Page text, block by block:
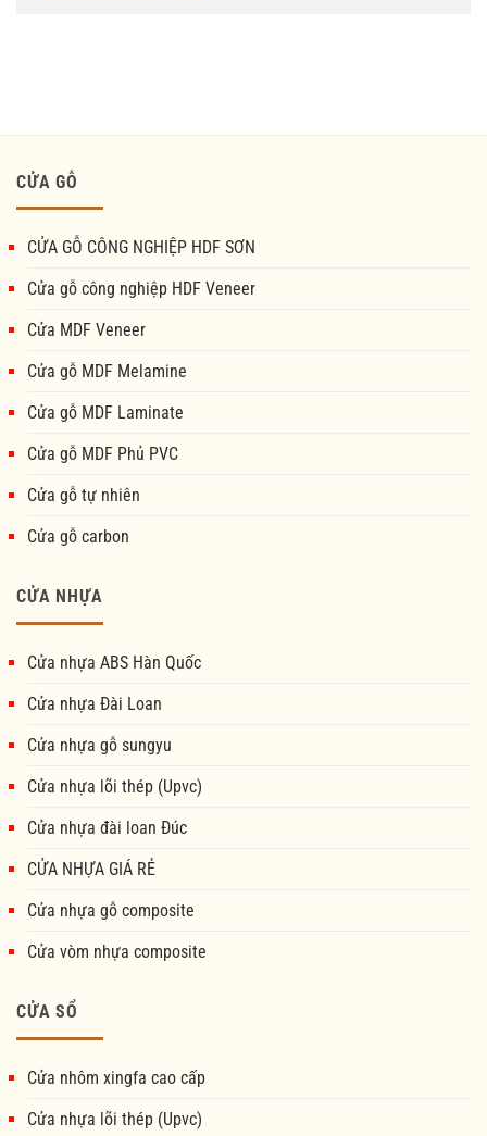
CỬA GỖ
CỬA GỖ CÔNG NGHIỆP HDF SƠN
Cửa gỗ công nghiệp HDF Veneer
Cửa MDF Veneer
Cửa gỗ MDF Melamine
Cửa gỗ MDF Laminate
Cửa gỗ MDF Phủ PVC
Cửa gỗ tự nhiên
Cửa gỗ carbon
CỬA NHỰA
Cửa nhựa ABS Hàn Quốc
Cửa nhựa Đài Loan
Cửa nhựa gỗ sungyu
Cửa nhựa lõi thép (Upvc)
Cửa nhựa đài loan Đúc
CỬA NHỰA GIÁ RẺ
Cửa nhựa gỗ composite
Cửa vòm nhựa composite
CỬA SỔ
Cửa nhôm xingfa cao cấp
Cửa nhựa lõi thép (Upvc)